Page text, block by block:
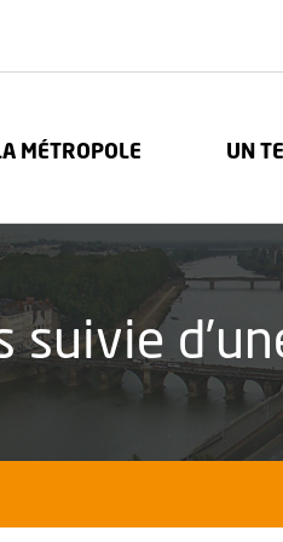
UNE NOUVELLE FENÊTRE
l'accueil
MÉTROPOLE UN
suivie